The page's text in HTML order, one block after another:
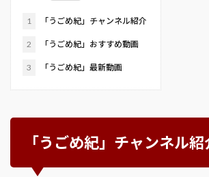
1 「うごめ紀」チャンネル紹介
2 「うごめ紀」おすすめ動画
3 「うごめ紀」最新動画
「うごめ紀」チャンネル紹